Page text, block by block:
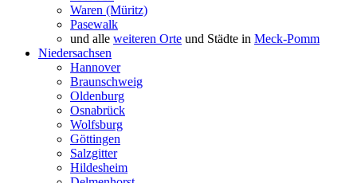
Waren (Müritz)
Pasewalk
und alle weiteren Orte und Städte in Meck-Pomm
Niedersachsen
Hannover
Braunschweig
Oldenburg
Osnabrück
Wolfsburg
Göttingen
Salzgitter
Hildesheim